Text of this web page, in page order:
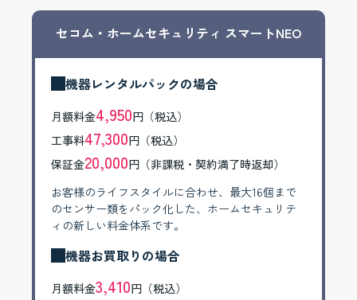
セコム・ホームセキュリティ スマートNEO
機器レンタルパックの場合
月額料金4,950円（税込）
工事料47,300円（税込）
保証金20,000円（非課税・契約満了時返却）
お客様のライフスタイルに合わせ、最大16個まで
のセンサー類をパック化した、ホームセキュリテ
ィの新しい料金体系です。
機器お買取りの場合
月額料金3,410円（税込）